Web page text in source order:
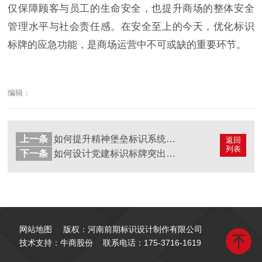
仅保障顾客与员工的生命安全，也提升商场的整体安全
管理水平与社会责任感。在安全至上的今天，优化标识
标牌的应急功能，是商场运营中不可或缺的重要环节。
编辑：
返回
列表
上一条
如何提升精神堡垒标识系统的耐久性？
下一条
如何设计党建标识标牌突出政治主题？
网站地图
版权：河南前期标识设计制作有限公司
技术支持：牛商股份
联系电话： 175-3716-1619